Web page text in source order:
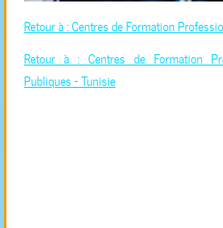
Retour à : Centres de Formation
Retour à : Centres de Formation
Publiques - Tunisie